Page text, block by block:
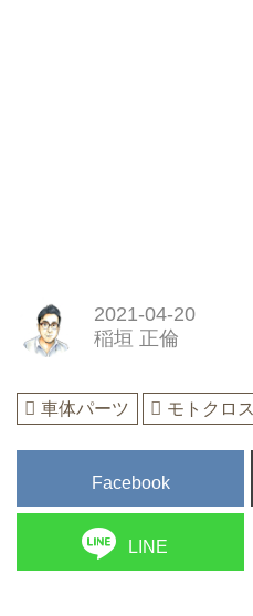
2021-04-20
稲垣 正倫
車体パーツ モトクロス
Facebook
LINE